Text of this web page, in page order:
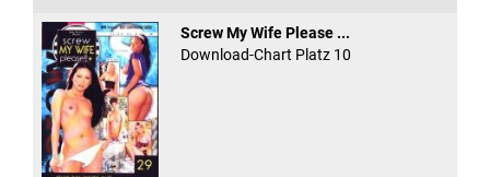
Screw My Wife Please ...
Download-Chart Platz 10